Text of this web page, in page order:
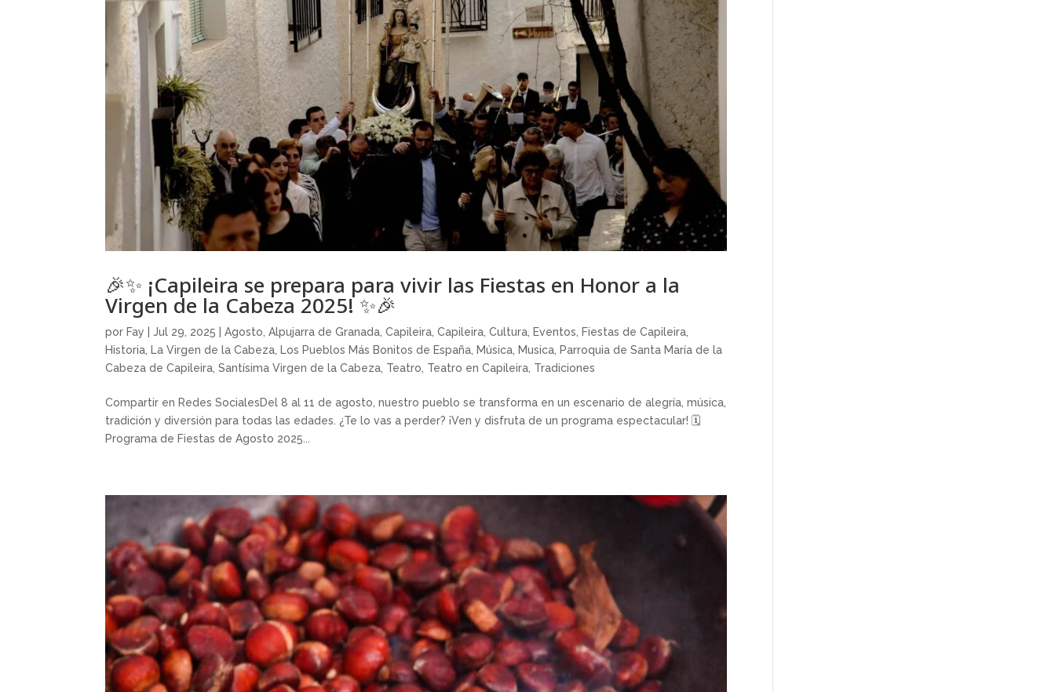
🎉✨ ¡Capileira se prepara para vivir las Fiestas en Honor a la
Virgen de la Cabeza 2025! ✨🎉
por Fay |Jul 29, 2025 |Agosto,Alpujarra de Granada,Capileira,Capileira,Cultura, Eventos, Fiestas de Capileira,
Historia, La Virgen de la Cabeza, Los Pueblos Más Bonitos de España, Música, Musica, Parroquia de Santa María de la
Cabeza de Capileira,Santísima Virgen de la Cabeza, Teatro, Teatro en Capileira, Tradiciones
Compartir en Redes SocialesDel 8 al 11 de agosto, nuestro pueblo se transforma en un escenario de alegría, música,
tradición y diversión para todas las edades. ¿Te lo vas a perder? ¡Ven y disfruta de un programa espectacular! 🗓
Programa de Fiestas de Agosto 2025...